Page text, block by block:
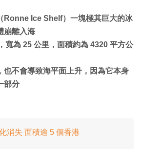
Ronne Ice Shelf）一塊極其巨大的冰
崩離入海
寬為 25 公里，面積約為 4320 平方公
也不會導致海平面上升，因為它本身
部分
消失 面積逾 5 個香港